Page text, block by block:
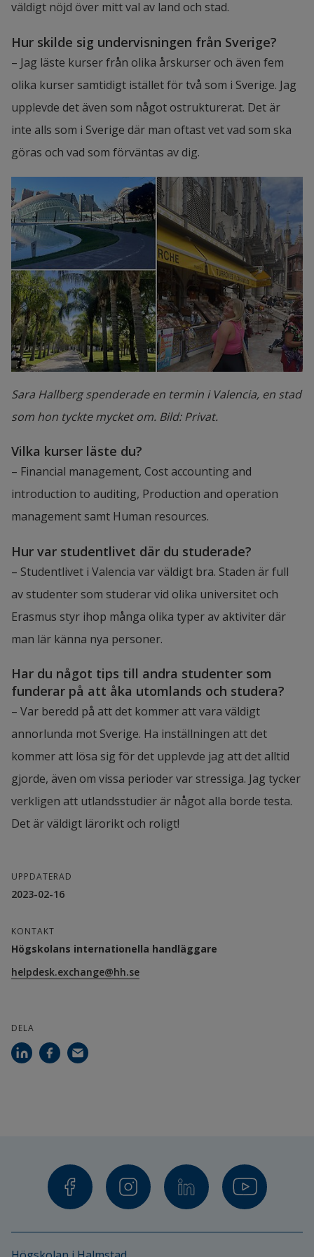
väldigt nöjd över mitt val av land och stad.
Hur skilde sig undervisningen från Sverige?
– Jag läste kurser från olika årskurser och även fem
olika kurser samtidigt istället för två som i Sverige. Jag
upplevde det även som något ostrukturerat. Det är
inte alls som i Sverige där man oftast vet vad som ska
göras och vad som förväntas av dig.
Sara Hallberg spenderade en termin i Valencia, en stad
som hon tyckte mycket om. Bild: Privat.
Vilka kurser läste du?
– Financial management, Cost accounting and
introduction to auditing, Production and operation
management samt Human resources.
Hur var studentlivet där du studerade?
– Studentlivet i Valencia var väldigt bra. Staden är full
av studenter som studerar vid olika universitet och
Erasmus styr ihop många olika typer av aktiviter där
man lär känna nya personer.
Har du något tips till andra studenter som
funderar på att åka utomlands och studera?
– Var beredd på att det kommer att vara väldigt
annorlunda mot Sverige. Ha inställningen att det
kommer att lösa sig för det upplevde jag att det alltid
gjorde, även om vissa perioder var stressiga. Jag tycker
verkligen att utlandsstudier är något alla borde testa.
Det är väldigt lärorikt och roligt!
UPPDATERAD
2023-02-16
KONTAKT
Högskolans internationella handläggare
helpdesk.exchange@hh.se
DELA